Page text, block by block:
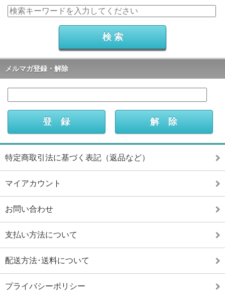
メルマガ登録・解除
特定商取引法に基づく表記（返品など）
マイアカウント
お問い合わせ
支払い方法について
配送方法･送料について
プライバシーポリシー